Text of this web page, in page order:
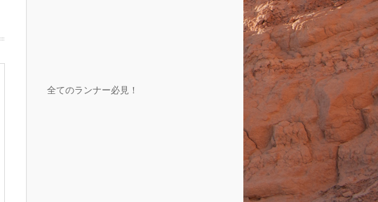
全てのランナー必見！